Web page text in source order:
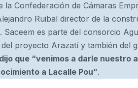
la Confederación de Cámaras
Ruibal director de la
Saceem es parte del consorcio
proyecto Arazatí y también del
que “venimos a darle nuestro
a Lacalle Pou”.